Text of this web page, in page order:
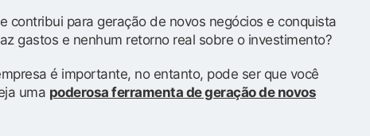
contribui para geração de novos negócios e conquista
gastos e nenhum retorno real sobre o investimento?
é importante, no entanto, pode ser que você
uma poderosa ferramenta de geração de novos